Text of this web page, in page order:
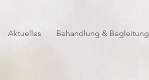
Aktuelles Behandlung & Begleitung